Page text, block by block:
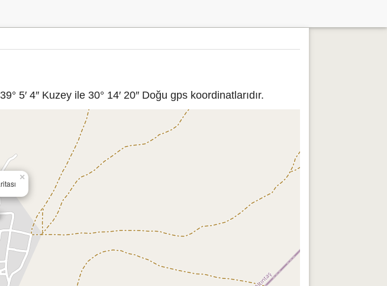
5′ 4″ Kuzey ile 30° 14′ 20″ Doğu gps koordinatlarıdır.
×